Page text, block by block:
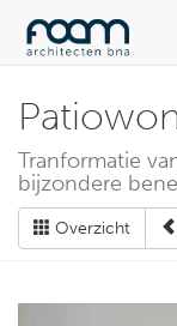
Tranformatie
bijzondere
Overzicht